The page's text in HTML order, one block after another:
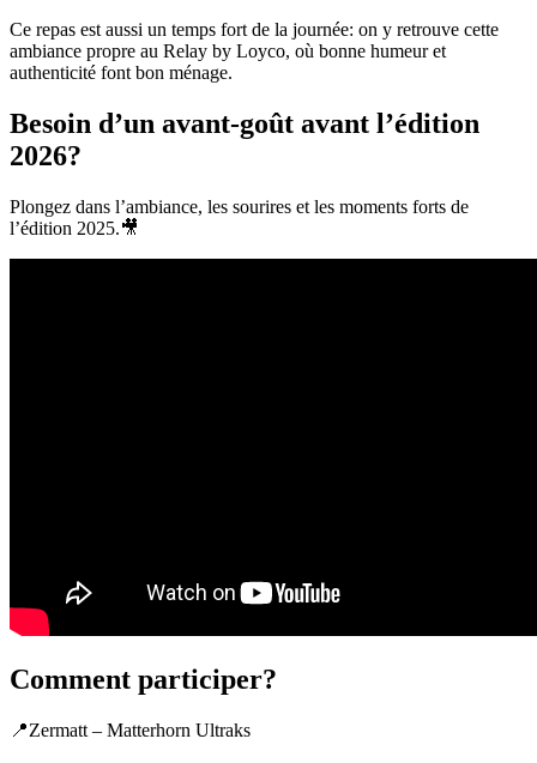
Ce repas est aussi un temps fort de la journée: on y retrouve cette
ambiance propre au Relay by Loyco, où bonne humeur et
authenticité font bon ménage.
Besoin d’un avant-goût avant l’édition
2026?
Plongez dans l’ambiance, les sourires et les moments forts de
l’édition 2025.🎥
Comment participer?
📍Zermatt – Matterhorn Ultraks